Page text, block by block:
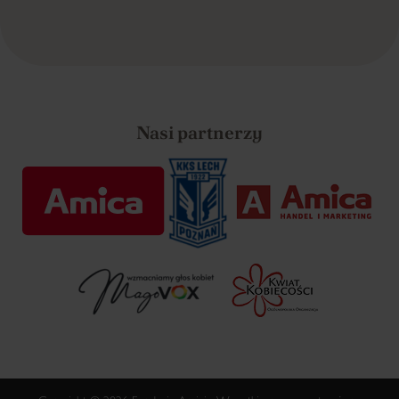
Nasi partnerzy